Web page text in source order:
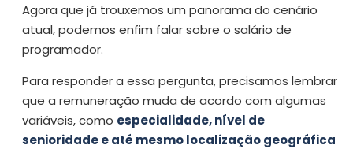
Agora que já trouxemos um panorama do cenário
atual, podemos enfim falar sobre o salário de
programador.
Para responder a essa pergunta, precisamos lembrar
que a remuneração muda de acordo com algumas
variáveis, como especialidade, nível de
senioridade e até mesmo localização geográfica